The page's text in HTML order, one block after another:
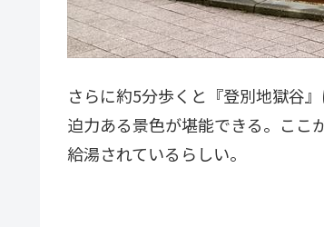
さらに約5分歩くと『登別地獄谷
迫力ある景色が堪能できる。ここ
給湯されているらしい。